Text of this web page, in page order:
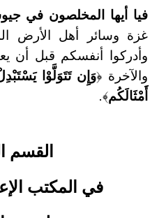
فيا أيها المخلصون في
غزة وسائر أهل الأرض
وأدركوا أنفسكم قبل أن
والآخرة ﴿وَإِن تَتَوَلَّوْا
أَمْثَالَكُم﴾.
القسم
في المكتب